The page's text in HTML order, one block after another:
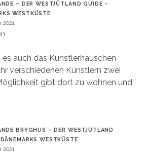
– DER WESTJÜTLAND GUIDE –
WESTKÜSTE
2021
auch das Künstlerhäuschen
verschiedenen Künstlern zwei
gibt dort zu wohnen und
BRYGHUS – DER WESTJÜTLAND
WESTKÜSTE
2021